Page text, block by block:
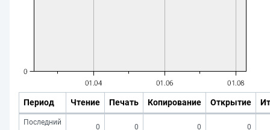
Период Чтение Печать Копирование Открытие
Последний
0 0 0 0